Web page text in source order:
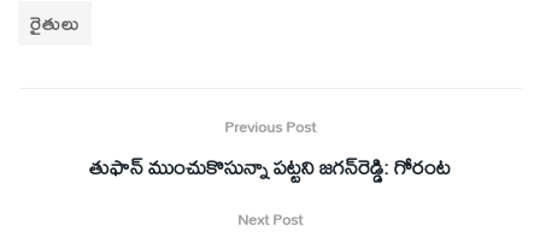
రైతులు
Previous Post
తుఫాన్‌ ముంచుకొసున్నా పట్టని జగన్‌రెడ్డి: గోరంట
Next Post